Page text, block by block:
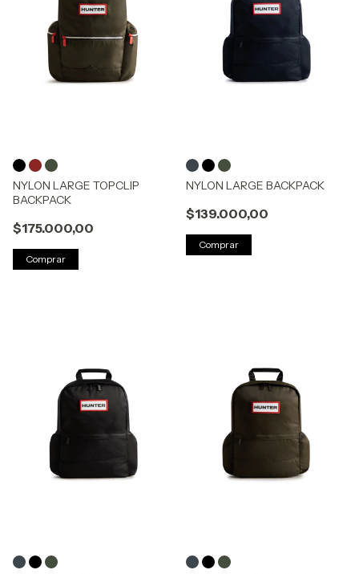
NYLON LARGE TOPCLIP
BACKPACK
$175.000,00
Comprar
NYLON LARGE BACKPACK
$139.000,00
Comprar